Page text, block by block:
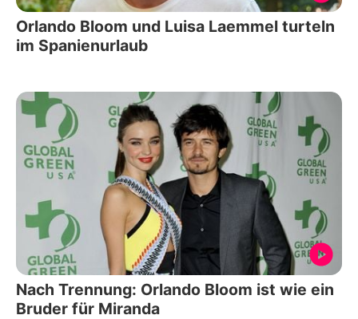
Orlando Bloom und Luisa Laemmel turteln
im Spanienurlaub
Nach Trennung: Orlando Bloom ist wie ein
Bruder für Miranda